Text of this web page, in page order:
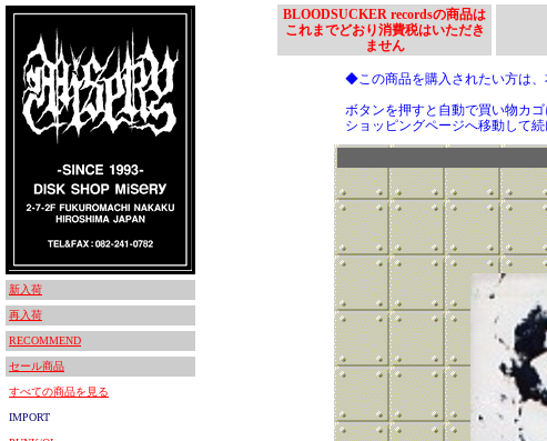
新入荷
再入荷
RECOMMEND
セール商品
すべての商品を見る
IMPORT
BLOODSUCKER recordsの商品は
これまでどおり消費税はいただき
ません
◆この商品を購入されたい方は、
ボタンを押すと自動で買い物カ
ショッピングページへ移動して